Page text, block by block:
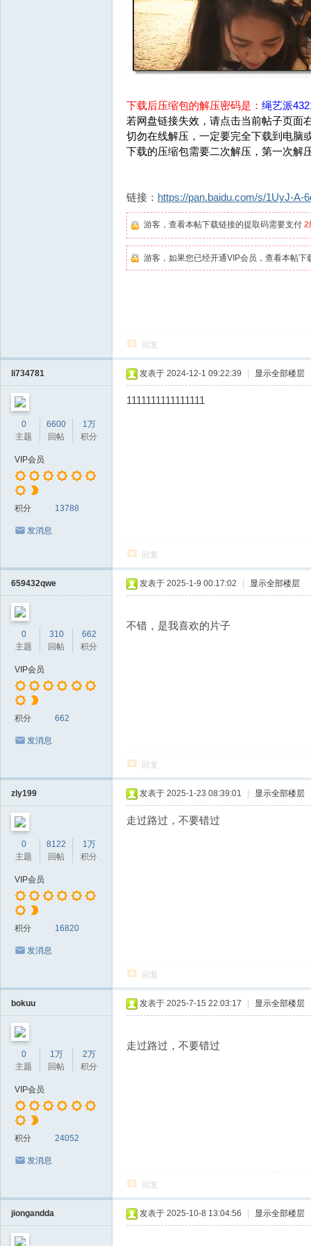
下载后压缩包的解压密码是： 绳艺派
若网盘链接失效，请点击当前帖子页面
切勿在线解压，一定要完全下载到电脑
下载的压缩包需要二次解压，第一次解
链接： https://pan.baidu.com/s/1UyJ-A-
游客，查看本帖下载链接的提取码需要支付 2
游客，如果您已经开通VIP会员，查看本帖下
回复
li734781
0
主题
6600
回帖
1万
积分
VIP会员
积分 13788
发消息
发表于 2024-12-1 09:22:39 显示全部楼层
1111111111111111
回复
659432qwe
0
主题
310
回帖
662
积分
VIP会员
积分 662
发消息
发表于 2025-1-9 00:17:02 显示全部楼层
不错，是我喜欢的片子
回复
zly199
0
主题
8122
回帖
1万
积分
VIP会员
积分 16820
发消息
发表于 2025-1-23 08:39:01 显示全部楼层
走过路过，不要错过
回复
bokuu
0
主题
1万
回帖
2万
积分
VIP会员
积分 24052
发消息
发表于 2025-7-15 22:03:17 显示全部楼层
走过路过，不要错过
回复
jiongandda 发表于 2025-10-8 13:04:56 显示全部楼层